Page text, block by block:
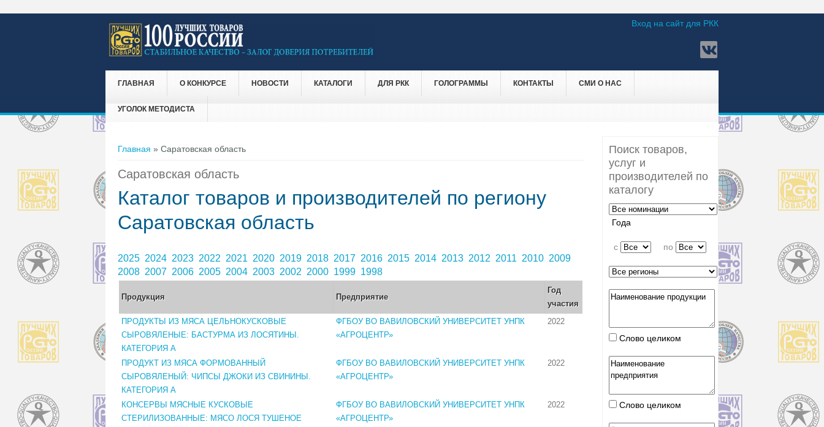
Вход на сайт для РКК
ГЛАВНАЯ О КОНКУРСЕ НОВОСТИ КАТАЛОГИ ДЛЯ РКК ГОЛОГРАММЫ КОНТАКТЫ СМИ О НАС
УГОЛОК МЕТОДИСТА
Вы здесь
Главная » Саратовская область
Саратовская область
Каталог товаров и производителей по региону
Саратовская область
2025 2024 2023 2022 2021 2020 2019 2018 2017 2016 2015 2014 2013 2012 2011 2010 2009
2008 2007 2006 2005 2004 2003 2002 2000 1999 1998
Продукция Предприятие
Год
участия
ПРОДУКТЫ ИЗ МЯСА ЦЕЛЬНОКУСКОВЫЕ
СЫРОВЯЛЕНЫЕ: БАСТУРМА ИЗ ЛОСЯТИНЫ.
КАТЕГОРИЯ А
ФГБОУ ВО ВАВИЛОВСКИЙ УНИВЕРСИТЕТ УНПК
«АГРОЦЕНТР»
2022
ПРОДУКТ ИЗ МЯСА ФОРМОВАННЫЙ
СЫРОВЯЛЕНЫЙ: ЧИПСЫ ДЖОКИ ИЗ СВИНИНЫ.
КАТЕГОРИЯ А
ФГБОУ ВО ВАВИЛОВСКИЙ УНИВЕРСИТЕТ УНПК
«АГРОЦЕНТР»
2022
КОНСЕРВЫ МЯСНЫЕ КУСКОВЫЕ
СТЕРИЛИЗОВАННЫЕ: МЯСО ЛОСЯ ТУШЕНОЕ
ФГБОУ ВО ВАВИЛОВСКИЙ УНИВЕРСИТЕТ УНПК
«АГРОЦЕНТР»
2022
Поиск товаров,
услуг и
производителей по
каталогу
Года
c по
Слово целиком
Слово целиком